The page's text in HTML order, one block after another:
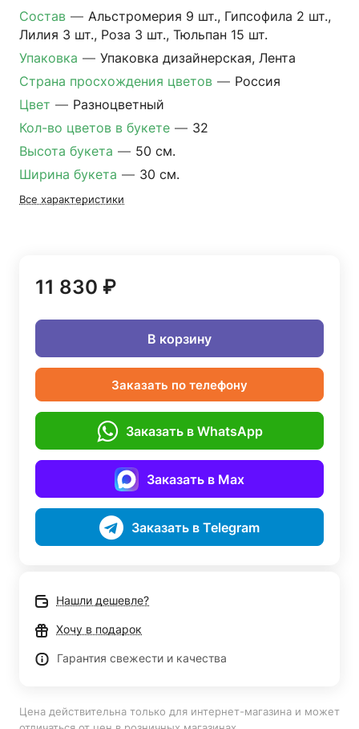
Состав — Альстромерия 9 шт., Гипсофила 2 шт.,
Лилия 3 шт., Роза 3 шт., Тюльпан 15 шт.
Упаковка — Упаковка дизайнерская, Лента
Страна просхождения цветов — Россия
Цвет — Разноцветный
Кол-во цветов в букете — 32
Высота букета — 50 см.
Ширина букета — 30 см.
Все характеристики
11 830 ₽
В корзину
Заказать по телефону
Заказать в WhatsApp
Заказать в Max
Заказать в Telegram
Нашли дешевле?
Хочу в подарок
Гарантия свежести и качества
Цена действительна только для интернет-магазина и может